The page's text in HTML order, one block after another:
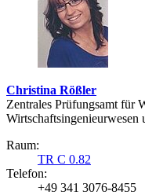
Christina Rößler
Zentrales Prüfungsamt für
Wirtschaftsingenieurwesen
Raum:
TR C 0.82
Telefon:
+49 341 3076-8455